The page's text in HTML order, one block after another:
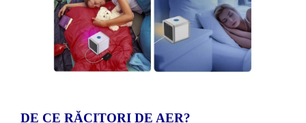
DE CE RĂCITORI DE AER?